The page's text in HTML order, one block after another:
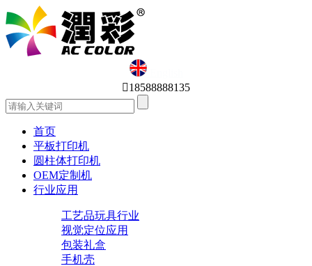
English
18588888135
首页
平板打印机
圆柱体打印机
OEM定制机
行业应用
工艺品玩具行业
视觉定位应用
包装礼盒
手机壳